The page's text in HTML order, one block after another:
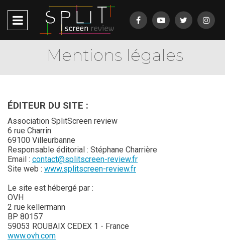
Mentions légales
ÉDITEUR DU SITE :
Association SplitScreen review
6 rue Charrin
69100 Villeurbanne
Responsable éditorial : Stéphane Charrière
Email : contact@splitscreen-review.fr
Site web : www.splitscreen-review.fr
Le site est hébergé par :
OVH
2 rue kellermann
BP 80157
59053 ROUBAIX CEDEX 1 - France
www.ovh.com